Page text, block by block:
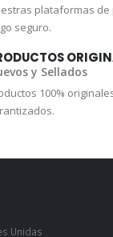
plataformas
seguro.
y Sellados
100%
Unidas